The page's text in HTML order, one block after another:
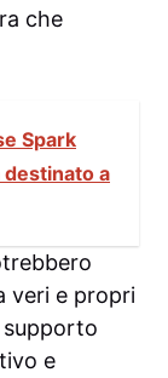
che
Spark
a
veri e propri
e